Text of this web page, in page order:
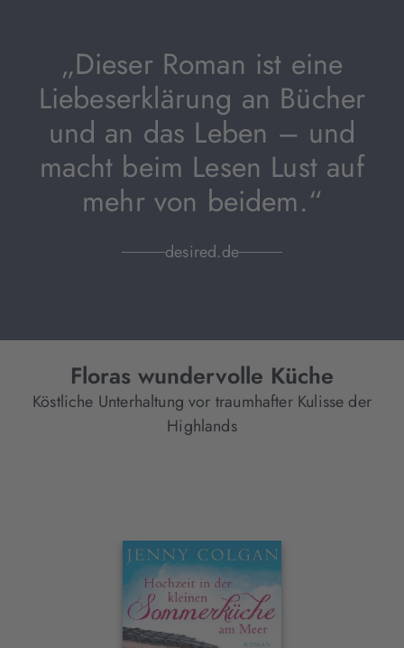
„Dieser Roman ist eine
Liebeserklärung an Bücher
und an das Leben – und
macht beim Lesen Lust auf
mehr von beidem.“
desired.de
Floras wundervolle Küche
Köstliche Unterhaltung vor traumhafter Kulisse der
Highlands
Interaktives